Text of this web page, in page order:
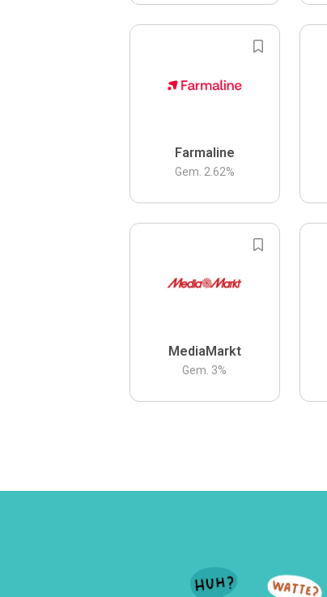
Farmaline
Gem. 2.62%
MediaMarkt
Gem. 3%